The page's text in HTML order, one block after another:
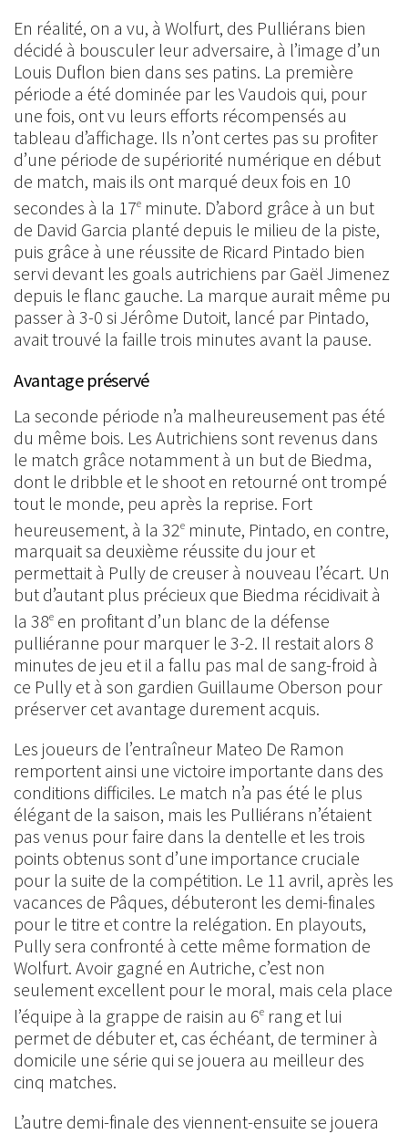
En réalité, on a vu, à Wolfurt, des Pulliérans bien
décidé à bousculer leur adversaire, à l’image d’un
Louis Duflon bien dans ses patins. La première
période a été dominée par les Vaudois qui, pour
une fois, ont vu leurs efforts récompensés au
tableau d’affichage. Ils n’ont certes pas su profiter
d’une période de supériorité numérique en début
de match, mais ils ont marqué deux fois en 10
secondes à la 17e minute. D’abord grâce à un but
de David Garcia planté depuis le milieu de la piste,
puis grâce à une réussite de Ricard Pintado bien
servi devant les goals autrichiens par Gaël Jimenez
depuis le flanc gauche. La marque aurait même pu
passer à 3-0 si Jérôme Dutoit, lancé par Pintado,
avait trouvé la faille trois minutes avant la pause.
Avantage préservé
La seconde période n’a malheureusement pas été
du même bois. Les Autrichiens sont revenus dans
le match grâce notamment à un but de Biedma,
dont le dribble et le shoot en retourné ont trompé
tout le monde, peu après la reprise. Fort
heureusement, à la 32e minute, Pintado, en contre,
marquait sa deuxième réussite du jour et
permettait à Pully de creuser à nouveau l’écart. Un
but d’autant plus précieux que Biedma récidivait à
la 38e en profitant d’un blanc de la défense
pulliéranne pour marquer le 3-2. Il restait alors 8
minutes de jeu et il a fallu pas mal de sang-froid à
ce Pully et à son gardien Guillaume Oberson pour
préserver cet avantage durement acquis.
Les joueurs de l’entraîneur Mateo De Ramon
remportent ainsi une victoire importante dans des
conditions difficiles. Le match n’a pas été le plus
élégant de la saison, mais les Pulliérans n’étaient
pas venus pour faire dans la dentelle et les trois
points obtenus sont d’une importance cruciale
pour la suite de la compétition. Le 11 avril, après les
vacances de Pâques, débuteront les demi-finales
pour le titre et contre la relégation. En playouts,
Pully sera confronté à cette même formation de
Wolfurt. Avoir gagné en Autriche, c’est non
seulement excellent pour le moral, mais cela place
l’équipe à la grappe de raisin au 6e rang et lui
permet de débuter et, cas échéant, de terminer à
domicile une série qui se jouera au meilleur des
cinq matches.
L’autre demi-finale des viennent-ensuite se jouera